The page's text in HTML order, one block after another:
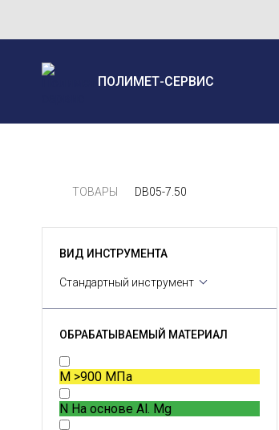
ПОЛИМЕТ-СЕРВИС
ТОВАРЫ DB05-7.50
ВИД ИНСТРУМЕНТА
Стандартный инструмент
ОБРАБАТЫВАЕМЫЙ МАТЕРИАЛ
M >900 МПа
N На основе Al. Mg